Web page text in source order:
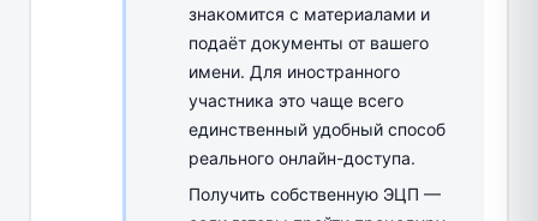
знакомится с материалами и
подаёт документы от вашего
имени. Для иностранного
участника это чаще всего
единственный удобный способ
реального онлайн-доступа.
Получить собственную ЭЦП —